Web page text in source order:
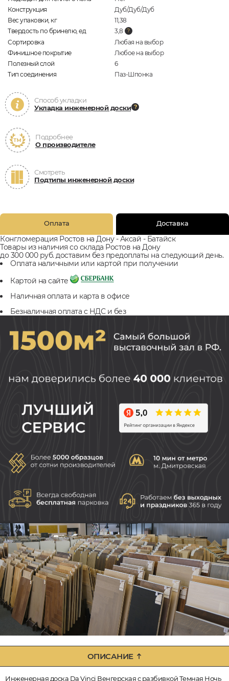
Конструкция
Дуб/Дуб/Дуб
Вес упаковки, кг
11,38
Твердость по бринелю, ед
3,8
Сортировка
Любая на выбор
Финишное покрытие
Любое на выбор
Полезный слой
6
Тип соединения
Паз-Шпонка
Способ укладки
Укладка инженерной доски
Подробнее
О производителе
Смотреть
Подтипы инженерной доски
Оплата Доставка
Конгломерация Ростов на Дону - Аксай - Батайск
Товары из наличия со склада Ростов на Дону
до 300 000 руб. доставим без предоплаты на следующий день.
Оплата наличными или картой при получении
Картой на сайте
Наличная оплата и карта в офисе
Безналичная оплата с НДС и без
ОПИСАНИЕ
Инженерная доска Da Vinci Венгерская с разбивкой Темная Ночь